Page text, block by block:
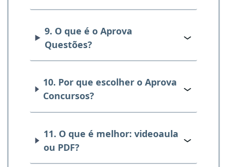
9. O que é o Aprova
Questões?
10. Por que escolher o Aprova
Concursos?
11. O que é melhor: videoaula
ou PDF?